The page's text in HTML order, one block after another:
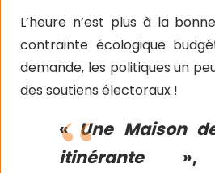
L’heure n’est plus à la
contrainte écologique
demande, les politiques un
des soutiens électoraux !
« Une Maison
itinérante»,